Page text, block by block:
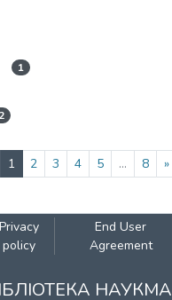
1
2
1(current)
2 3 4 5 ... 8 »
Privacy
policy
End User
Agreement
НАУКМА